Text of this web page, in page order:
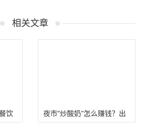
相关文章
饮
夜市“炒酸奶”怎么赚钱？出